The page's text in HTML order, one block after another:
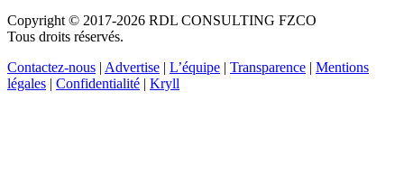
Copyright © 2017-2026 RDL CONSULTING FZCO
Tous droits réservés.
Contactez-nous | Advertise | L’équipe | Transparence | Mentions
légales | Confidentialité | Kryll